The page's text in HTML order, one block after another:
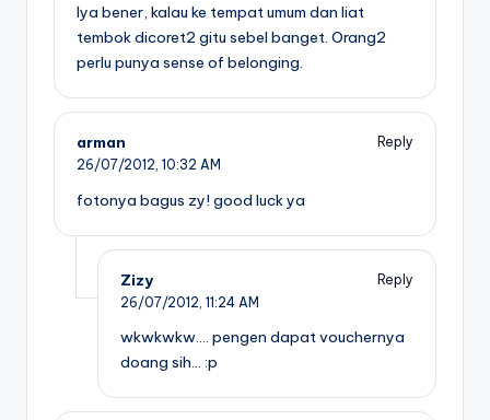
Iya bener, kalau ke tempat umum dan liat
tembok dicoret2 gitu sebel banget. Orang2
perlu punya sense of belonging.
arman
Reply
26/07/2012, 10:32 AM
fotonya bagus zy! good luck ya
Zizy
Reply
26/07/2012, 11:24 AM
wkwkwkw…. pengen dapat vouchernya
doang sih… :p